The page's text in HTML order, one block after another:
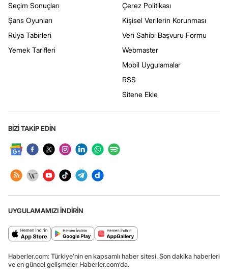
Seçim Sonuçları
Şans Oyunları
Rüya Tabirleri
Yemek Tarifleri
Çerez Politikası
Kişisel Verilerin Korunması
Veri Sahibi Başvuru Formu
Webmaster
Mobil Uygulamalar
RSS
Sitene Ekle
BİZİ TAKİP EDİN
UYGULAMAMIZI İNDİRİN
Haberler.com: Türkiye’nin en kapsamlı haber sitesi. Son dakika haberleri
ve en güncel gelişmeler Haberler.com’da.